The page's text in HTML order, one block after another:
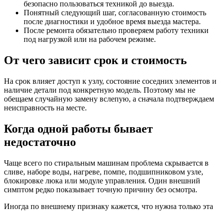
безопасно пользоваться техникой до выезда.
Понятный следующий шаг, согласованную стоимость
после диагностики и удобное время выезда мастера.
После ремонта обязательно проверяем работу техники
под нагрузкой или на рабочем режиме.
От чего зависит срок и стоимость
На срок влияет доступ к узлу, состояние соседних элементов и
наличие детали под конкретную модель. Поэтому мы не
обещаем случайную замену вслепую, а сначала подтверждаем
неисправность на месте.
Когда одной работы бывает
недостаточно
Чаще всего по стиральным машинам проблема скрывается в
сливе, наборе воды, нагреве, помпе, подшипниковом узле,
блокировке люка или модуле управления. Один внешний
симптом редко показывает точную причину без осмотра.
Иногда по внешнему признаку кажется, что нужна только эта